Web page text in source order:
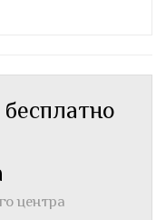
центра